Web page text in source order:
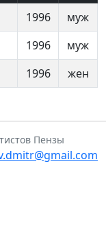
1996
муж
1996
муж
1996 жен
Пензы